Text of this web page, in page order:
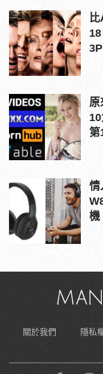
比
原
第
情
機
關於我們 隱私